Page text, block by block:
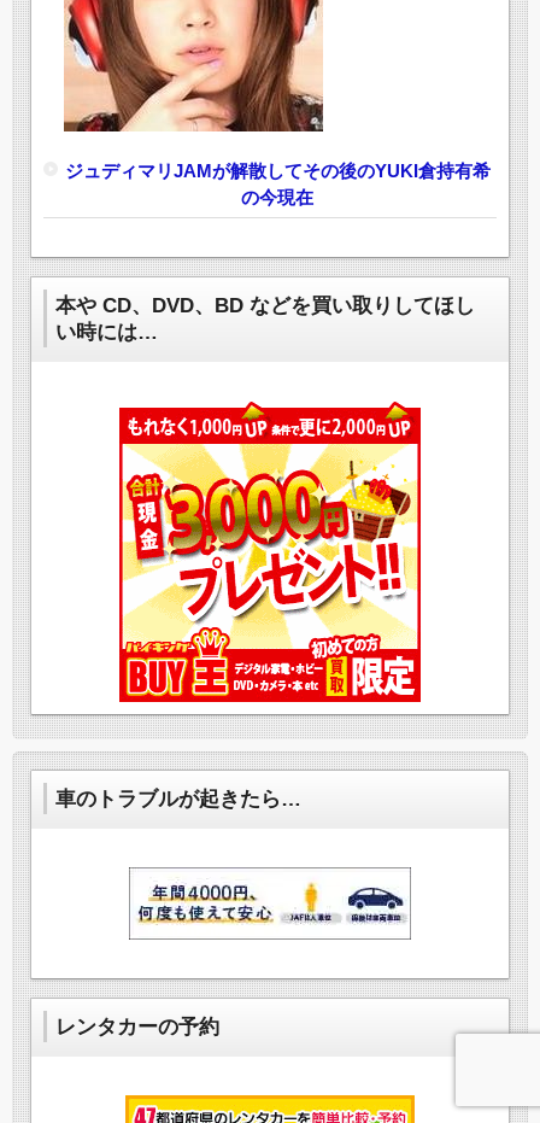
ジュディマリJAMが解散してその後のYUKI倉持有希
の今現在
本や CD、DVD、BD などを買い取りしてほし
い時には…
車のトラブルが起きたら…
レンタカーの予約